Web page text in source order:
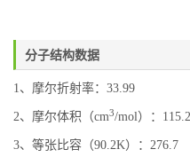
分子结构数据
1、摩尔折射率：33.99
2、摩尔体积（cm3/mol）：115.2
3、等张比容（90.2K）：276.7